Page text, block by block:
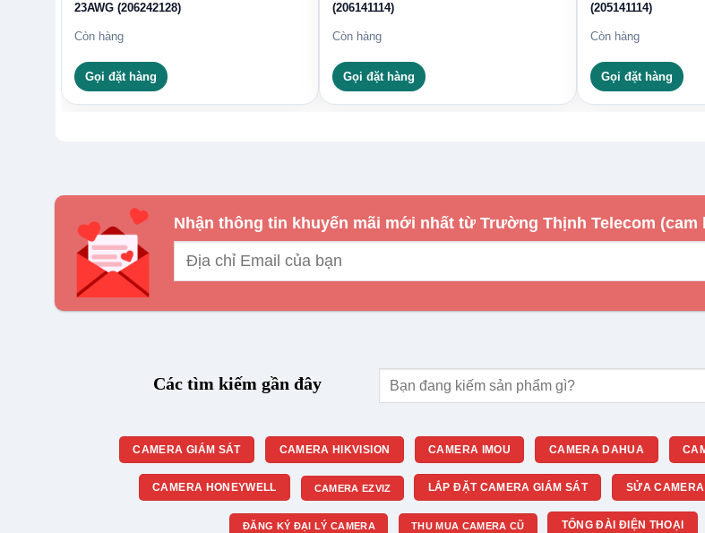
23AWG (206242128)
Còn hàng
Gọi đặt hàng
(206141114)
Còn hàng
Gọi đặt hàng
(205141114)
Còn hàng
Gọi đặt hàng
Nhận thông tin khuyến mãi mới nhất từ Trường Thịnh Telecom (cam
Các tìm kiếm gần đây
Tìm
CAMERA GIÁM SÁT CAMERA HIKVISION CAMERA IMOU CAMERA DAHUA
CAMERA HONEYWELL CAMERA EZVIZ LẮP ĐẶT CAMERA GIÁM SÁT SỬA
ĐĂNG KÝ ĐẠI LÝ CAMERA THU MUA CAMERA CŨ TỔNG ĐÀI ĐIỆN THOẠI